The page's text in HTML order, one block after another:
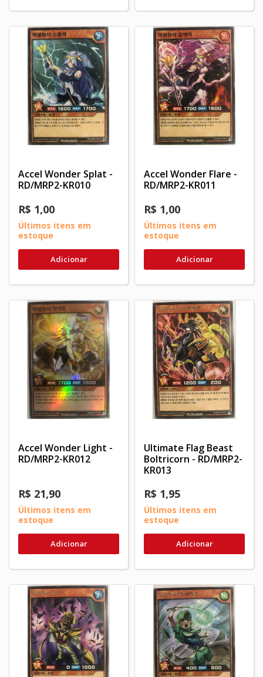
Accel Wonder Splat -
RD/MRP2-KR010
R$ 1,00
Últimos itens em
estoque
Adicionar
Accel Wonder Flare -
RD/MRP2-KR011
R$ 1,00
Últimos itens em
estoque
Adicionar
Accel Wonder Light -
RD/MRP2-KR012
R$ 21,90
Últimos itens em
estoque
Adicionar
Ultimate Flag Beast
Boltricorn - RD/MRP2-
KR013
R$ 1,95
Últimos itens em
estoque
Adicionar